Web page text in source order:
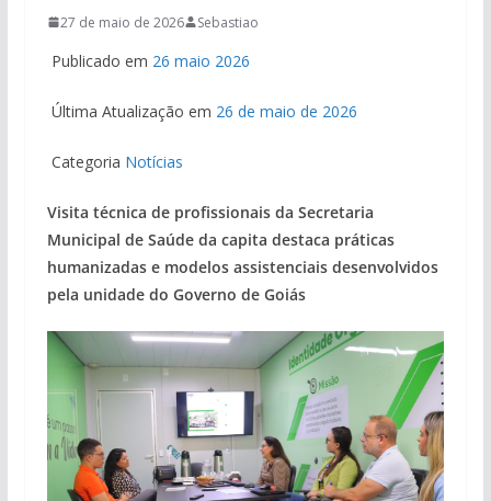
27 de maio de 2026 Sebastiao
Publicado em 26 maio 2026
Última Atualização em 26 de maio de 2026
Categoria Notícias
Visita técnica de profissionais da Secretaria
Municipal de Saúde da capita destaca práticas
humanizadas e modelos assistenciais desenvolvidos
pela unidade do Governo de Goiás